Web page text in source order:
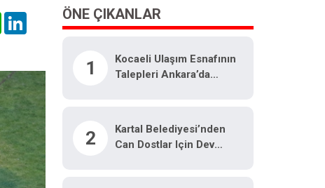
WhatsAppLinkedInÖNE ÇIKANLAR
1
Kocaeli Ulaşım Esnafının
Talepleri Ankara’da
2
Kartal Belediyesi’nden
Can Dostlar Için Dev